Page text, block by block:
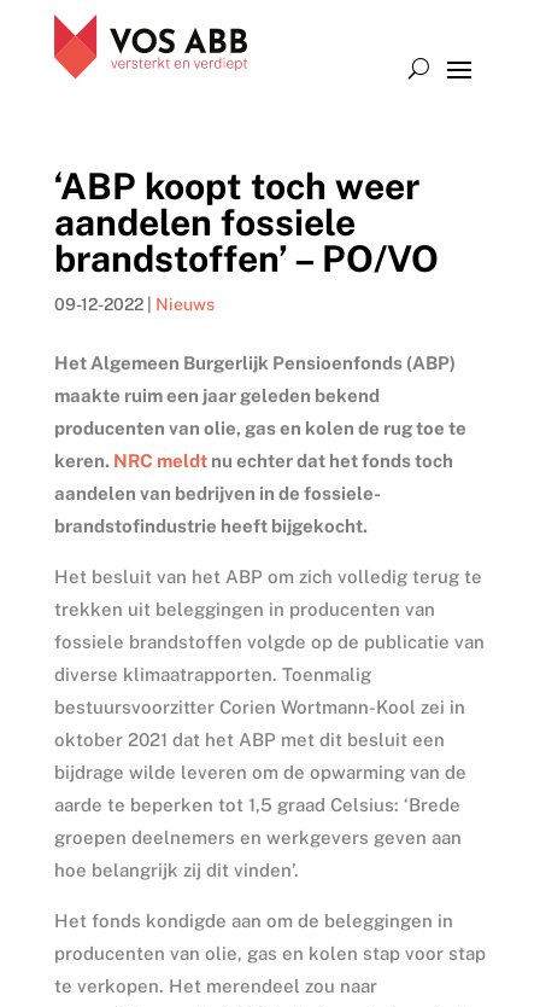
‘ABP koopt toch weer
aandelen fossiele
brandstoffen’ – PO/VO
09-12-2022| Nieuws
Het Algemeen Burgerlijk Pensioenfonds (ABP)
maakte ruim een jaar geleden bekend
producenten van olie, gas en kolen de rug toe te
keren. NRC meldtnu echter dat het fonds toch
aandelen van bedrijven in de fossiele-
brandstofindustrie heeft bijgekocht.
Het besluit van het ABP om zich volledig terug te
trekken uit beleggingen in producenten van
fossiele brandstoffen volgde op de publicatie van
diverse klimaatrapporten. Toenmalig
bestuursvoorzitter Corien Wortmann-Kool zei in
oktober 2021 dat het ABP met dit besluit een
bijdrage wilde leveren om de opwarming van de
aarde te beperken tot 1,5 graad Celsius: ‘Brede
groepen deelnemers en werkgevers geven aan
hoe belangrijk zij dit vinden’.
Het fonds kondigde aan om de beleggingen in
producenten van olie, gas en kolen stap voor stap
te verkopen. Het merendeel zou naar